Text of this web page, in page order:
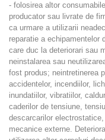
- folosirea altor
producator sau livrate de
ca urmare a utilizarii
reparatie a echipamentelor
care duc la deteriorari sau
neinstalarea sau
fost produs; neintretinerea
accidentelor, incendiilor,
inundatiilor, vibratiilor,
caderilor de tensiune,
descarcarilor
mecanice externe.